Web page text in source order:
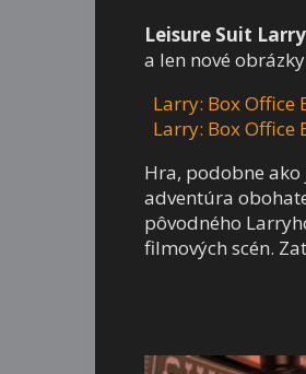
Leisure Suit
a len nové
Larry: Box Office
Larry: Box Office
Hra, podobne
adventúra
pôvodného
filmových scén.